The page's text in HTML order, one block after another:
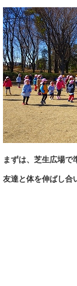
まずは、芝生広場で
友達と体を伸ばし合